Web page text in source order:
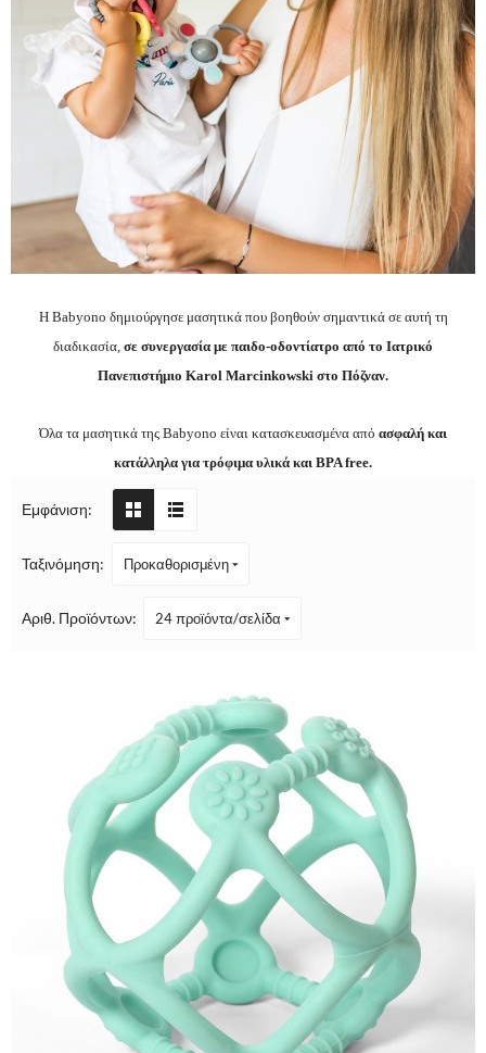
Η Babyono δημιούργησε μασητικά που βοηθούν σημαντικά σε αυτή τη
διαδικασία, σε συνεργασία με παιδο-οδοντίατρο από το Ιατρικό
Πανεπιστήμιο Karol Marcinkowski στο Πόζναν.
Όλα τα μασητικά της Babyono είναι κατασκευασμένα από ασφαλή και
κατάλληλα για τρόφιμα υλικά και BPA free.
Εμφάνιση:
Ταξινόμηση: Προκαθορισμένη
Αριθ. Προϊόντων: 24 προϊόντα/σελίδα